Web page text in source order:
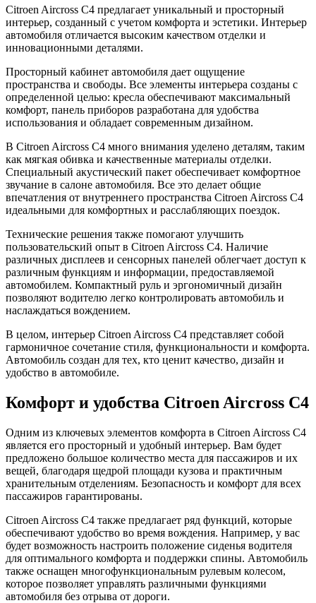
Citroen Aircross C4 предлагает уникальный и просторный
интерьер, созданный с учетом комфорта и эстетики. Интерьер
автомобиля отличается высоким качеством отделки и
инновационными деталями.
Просторный кабинет автомобиля дает ощущение
пространства и свободы. Все элементы интерьера созданы с
определенной целью: кресла обеспечивают максимальный
комфорт, панель приборов разработана для удобства
использования и обладает современным дизайном.
В Citroen Aircross C4 много внимания уделено деталям, таким
как мягкая обивка и качественные материалы отделки.
Специальный акустический пакет обеспечивает комфортное
звучание в салоне автомобиля. Все это делает общие
впечатления от внутреннего пространства Citroen Aircross C4
идеальными для комфортных и расслабляющих поездок.
Технические решения также помогают улучшить
пользовательский опыт в Citroen Aircross C4. Наличие
различных дисплеев и сенсорных панелей облегчает доступ к
различным функциям и информации, предоставляемой
автомобилем. Компактный руль и эргономичный дизайн
позволяют водителю легко контролировать автомобиль и
наслаждаться вождением.
В целом, интерьер Citroen Aircross C4 представляет собой
гармоничное сочетание стиля, функциональности и комфорта.
Автомобиль создан для тех, кто ценит качество, дизайн и
удобство в автомобиле.
Комфорт и удобства Citroen Aircross C4
Одним из ключевых элементов комфорта в Citroen Aircross C4
является его просторный и удобный интерьер. Вам будет
предложено большое количество места для пассажиров и их
вещей, благодаря щедрой площади кузова и практичным
хранительным отделениям. Безопасность и комфорт для всех
пассажиров гарантированы.
Citroen Aircross C4 также предлагает ряд функций, которые
обеспечивают удобство во время вождения. Например, у вас
будет возможность настроить положение сиденья водителя
для оптимального комфорта и поддержки спины. Автомобиль
также оснащен многофункциональным рулевым колесом,
которое позволяет управлять различными функциями
автомобиля без отрыва от дороги.